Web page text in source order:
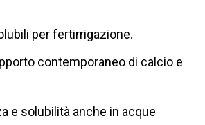
per fertirrigazione.
contemporaneo di calcio e
e solubilità anche in acque